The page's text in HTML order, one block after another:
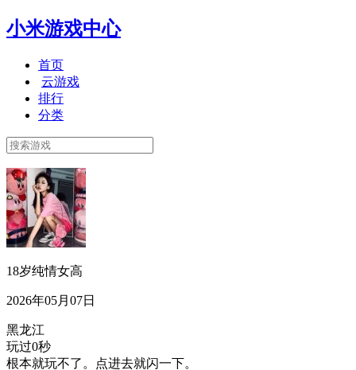
小米游戏中心
首页
云游戏
排行
分类
18岁纯情女高
2026年05月07日
黑龙江
玩过0秒
根本就玩不了。点进去就闪一下。